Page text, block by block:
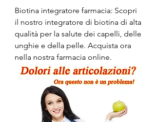
Biotina integratore farmacia: Scopri
il nostro integratore di biotina di alta
qualità per la salute dei capelli, delle
unghie e della pelle. Acquista ora
nella nostra farmacia online.